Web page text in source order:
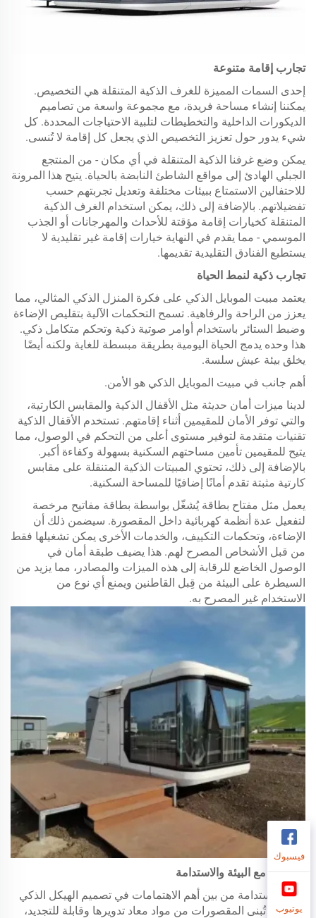
تجارب إقامة متنوعة
إحدى السمات المميزة للغرف الذكية المتنقلة هي التخصيص.
يمكننا إنشاء مساحة فريدة، مع مجموعة واسعة من تصاميم
الديكورات الداخلية والتخطيطات لتلبية الاحتياجات المحددة. كل
شيء يدور حول تعزيز التخصيص الذي يجعل كل إقامة لا تُنسى.
يمكن وضع غرفنا الذكية المتنقلة في أي مكان - من المنتجع
الجبلي الهادئ إلى مواقع الشاطئ النابضة بالحياة. يتيح هذا المرونة
للاحتفالين الاستمتاع ببيئات مختلفة وتعديل تجربتهم حسب
تفضيلاتهم. بالإضافة إلى ذلك، يمكن استخدام الغرف الذكية
المتنقلة كخيارات إقامة مؤقتة للأحداث والمهرجانات أو الجذب
الموسمي - مما يقدم في النهاية خيارات إقامة غير تقليدية لا
يستطيع الفنادق التقليدية تقديمها.
تجارب ذكية لنمط الحياة
يعتمد مبيت الموبايل الذكي على فكرة المنزل الذكي المثالي، مما
يعزز من الراحة والرفاهية. تسمح التحكمات الآلية بتقليص الإضاءة
وضبط الستائر باستخدام أوامر صوتية ذكية وتحكم متكامل ذكي.
هذا وحده يدمج الحياة اليومية بطريقة مبسطة للغاية ولكنه أيضًا
يخلق بيئة عيش سلسة.
أهم جانب في مبيت الموبايل الذكي هو الأمن.
لدينا ميزات أمان حديثة مثل الأقفال الذكية والمقابس الكارتية،
والتي توفر الأمان للمقيمين أثناء إقامتهم. تستخدم الأقفال الذكية
تقنيات متقدمة لتوفير مستوى أعلى من التحكم في الوصول، مما
يتيح للمقيمين تأمين مساحتهم السكنية بسهولة وكفاءة أكبر.
بالإضافة إلى ذلك، تحتوي المبيتات الذكية المتنقلة على مقابس
كارتية مثبتة تقدم أمانًا إضافيًا للمساحة السكنية.
يعمل مثل مفتاح بطاقة يُشغّل بواسطة بطاقة مفاتيح مرخصة
لتفعيل عدة أنظمة كهربائية داخل المقصورة. سيضمن ذلك أن
الإضاءة، وتحكمات التكييف، والخدمات الأخرى يمكن تشغيلها فقط
من قبل الأشخاص المصرح لهم. هذا يضيف طبقة أمان في
الوصول الخاضع للرقابة إلى هذه الميزات والمصادر، مما يزيد من
السيطرة على البيئة من قِبل القاطنين ويمنع أي نوع من
الاستخدام غير المصرح به.
الصداقة مع البيئة والاستدامة
تعتبر الاستدامة من بين أهم الاهتمامات في تصميم الهيكل الذكي
المتنقل. تُبنى المقصورات من مواد معاد تدويرها وقابلة للتجديد،
فيسبوك
يوتيوب